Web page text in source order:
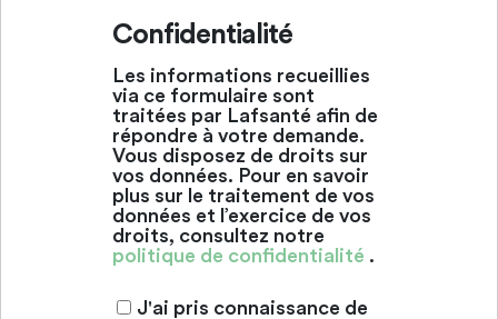
Confidentialité
Les informations recueillies
via ce formulaire sont
traitées par Lafsanté afin de
répondre à votre demande.
Vous disposez de droits sur
vos données. Pour en savoir
plus sur le traitement de vos
données et l’exercice de vos
droits, consultez notre
politique de confidentialité .
J'ai pris connaissance de